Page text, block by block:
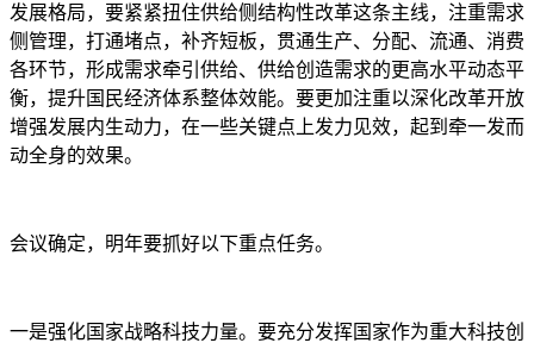
发展格局，要紧紧扭住供给侧结构性改革这条主线，注重需求
侧管理，打通堵点，补齐短板，贯通生产、分配、流通、消费
各环节，形成需求牵引供给、供给创造需求的更高水平动态平
衡，提升国民经济体系整体效能。要更加注重以深化改革开放
增强发展内生动力，在一些关键点上发力见效，起到牵一发而
动全身的效果。
会议确定，明年要抓好以下重点任务。
一是强化国家战略科技力量。要充分发挥国家作为重大科技创